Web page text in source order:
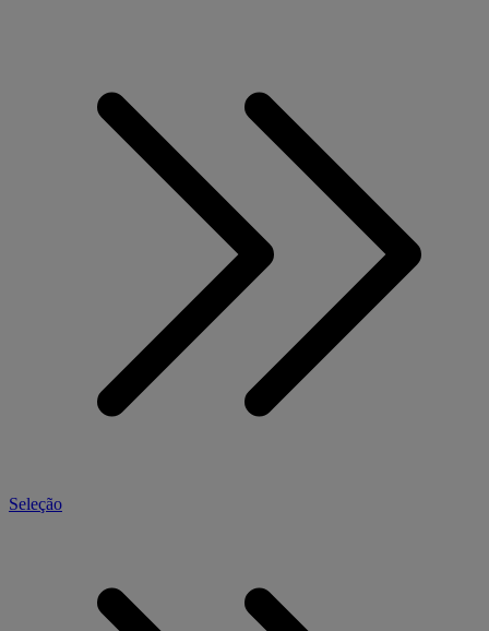
Seleção